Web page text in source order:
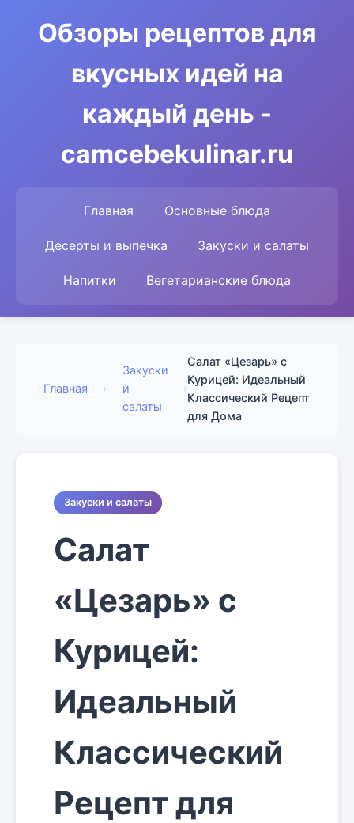
Обзоры рецептов для
вкусных идей на
каждый день -
camcebekulinar.ru
Главная Основные блюда
Десерты и выпечка Закуски и салаты
Напитки Вегетарианские блюда
Главная ›
Закуски
и
салаты
›
Салат «Цезарь» с
Курицей: Идеальный
Классический Рецепт
для Дома
Закуски и салаты
Салат
«Цезарь» с
Курицей:
Идеальный
Классический
Рецепт для